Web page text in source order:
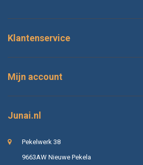
Klantenservice
Mijn account
Junai.nl
Pekelwerk 38
9663AW Nieuwe Pekela